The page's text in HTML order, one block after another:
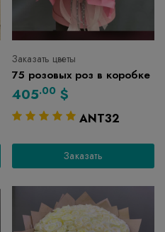
Заказать цветы
75 розовых роз в коробке
405.00 $
ANT32
Заказать